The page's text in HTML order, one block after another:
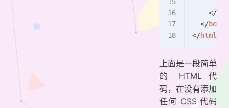
    </
  </
body
</html
上面是一段简单
的 HTML 代
码，在没有添加
任何 CSS 代码